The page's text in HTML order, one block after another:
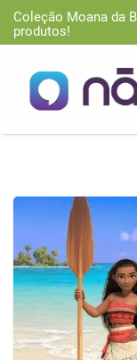
Coleção Moana da
produtos!